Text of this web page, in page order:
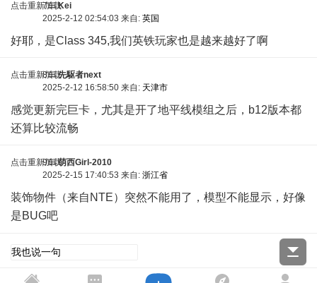
点击重新加载
7车 Kei
2025-2-12 02:54:03 来自: 英国
好耶，是Class 345,我们英铁玩家也是越来越好了啊
点击重新加载
8车 先駆者next
2025-2-12 16:58:50 来自: 天津市
感觉更新完巨卡，尤其是开了地平线模组之后，b12版本都
还算比较流畅
点击重新加载
9车 萌西Girl-2010
2025-2-15 17:40:53 来自: 浙江省
装饰物件（来自NTE）突然不能用了，模型不能显示，好像
是BUG吧
点击重新加载